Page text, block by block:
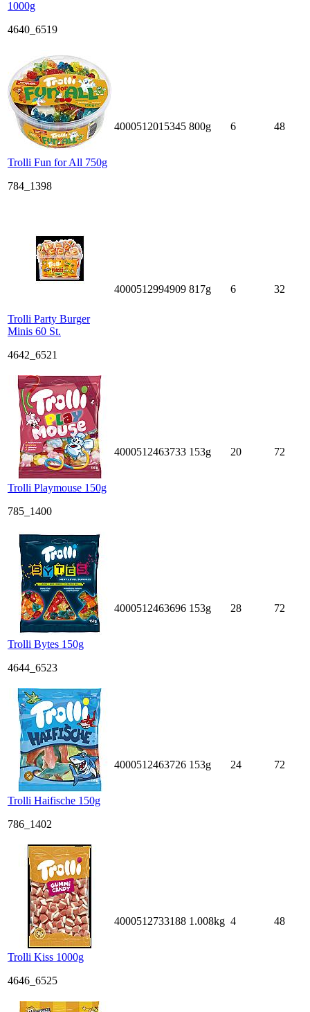
1000g
4640_6519
Trolli Fun for All 750g
784_1398
4000512015345 800g 6 48
Trolli Party Burger
Minis 60 St.
4642_6521
4000512994909 817g 6 32
Trolli Playmouse 150g
785_1400
4000512463733 153g 20 72
Trolli Bytes 150g
4644_6523
4000512463696 153g 28 72
Trolli Haifische 150g
786_1402
4000512463726 153g 24 72
Trolli Kiss 1000g
4646_6525
4000512733188 1.008kg 4 48